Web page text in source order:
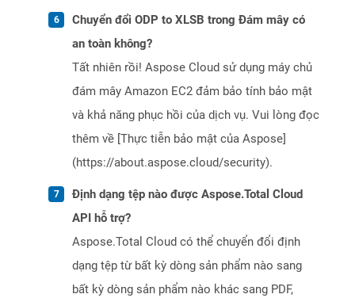
Chuyển đổi ODP to XLSB trong Đám mây có
an toàn không?
Tất nhiên rồi! Aspose Cloud sử dụng máy chủ
đám mây Amazon EC2 đảm bảo tính bảo mật
và khả năng phục hồi của dịch vụ. Vui lòng đọc
thêm về [Thực tiễn bảo mật của Aspose]
(https://about.aspose.cloud/security).
Định dạng tệp nào được Aspose.Total Cloud
API hỗ trợ?
Aspose.Total Cloud có thể chuyển đổi định
dạng tệp từ bất kỳ dòng sản phẩm nào sang
bất kỳ dòng sản phẩm nào khác sang PDF,